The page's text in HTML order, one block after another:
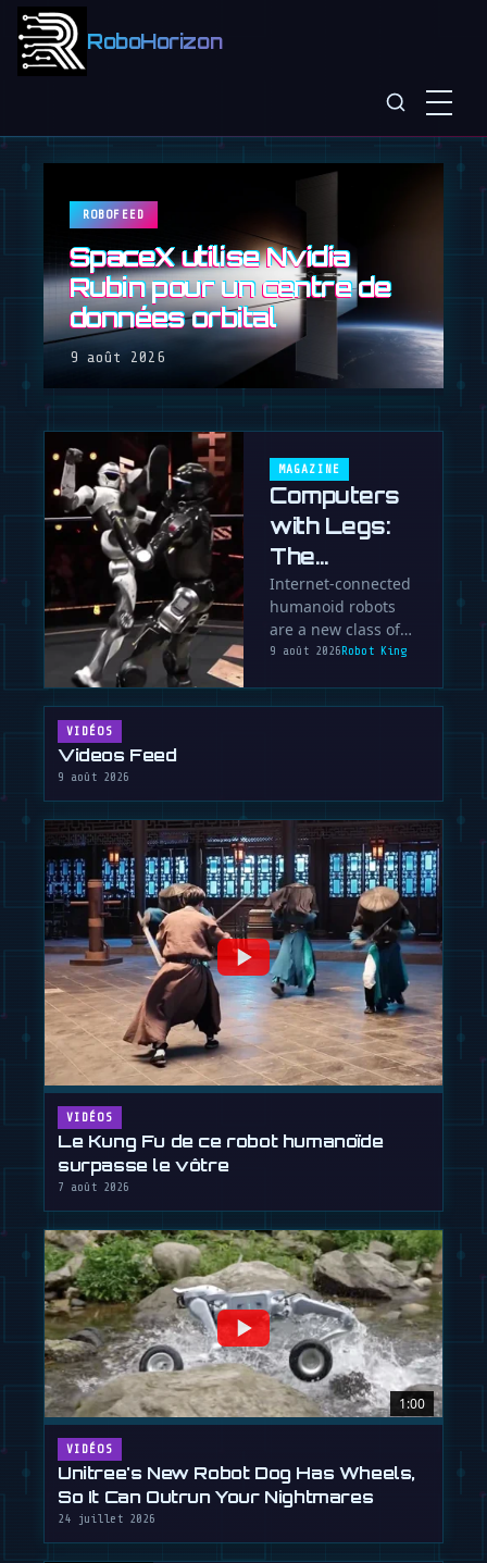
RoboHorizon
ROBOFEED
SpaceX utilise Nvidia
Rubin pour un centre de
données orbital
9 août 2026
MAGAZINE
Computers
with Legs:
The
Inevitable
Hacking of
Humanoid
Internet-connected
humanoid robots
are a new class of
cyber-physical
9 août 2026Robot King
VIDÉOS
Videos Feed
9 août 2026
VIDÉOS
Le Kung Fu de ce robot humanoïde
surpasse le vôtre
7 août 2026
1:00
VIDÉOS
Unitree's New Robot Dog Has Wheels,
So It Can Outrun Your Nightmares
24 juillet 2026